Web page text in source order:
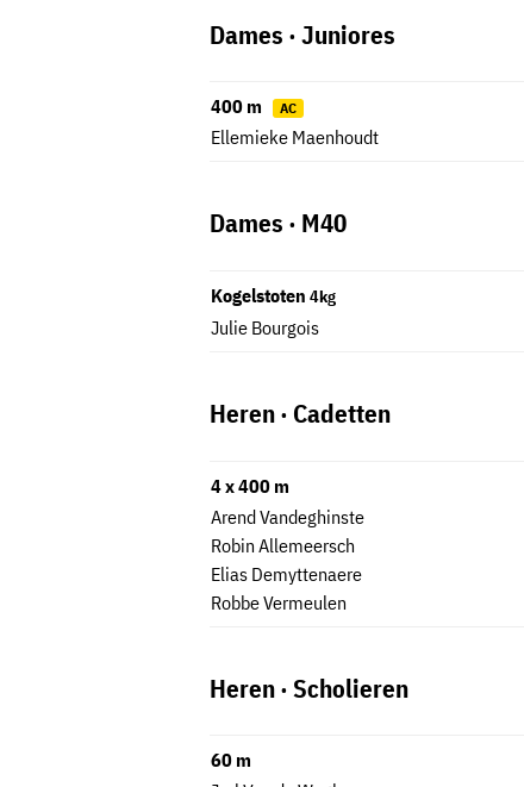
Dames · Juniores
400 m AC
Ellemieke Maenhoudt
Dames · M40
Kogelstoten 4kg
Julie Bourgois
Heren · Cadetten
4 x 400 m
Arend Vandeghinste
Robin Allemeersch
Elias Demyttenaere
Robbe Vermeulen
Heren · Scholieren
60 m